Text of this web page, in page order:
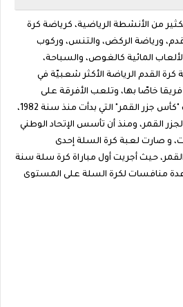
من الأنشطة الرياضية، كرياضة كرة
ورياضة الركض، والتنس، وركوب
المائية كالغوص، والسباحة،
كرة القدم الرياضة الأكثر شعبيّة في
خاصّا بها، وتلعب الأفرقة على
المستوى المحلي في مباريات "كأس جزر القمر" التي بدأت منذ سنة 1982،
القمر، ومنذ أن تأسس الإتحاد الوطني
و صارت لعبة كرة السلة إحدى
حيث أجريت أول مباراة كرة سلة سنة
عدة منافسات لكرة السلة على المستوى